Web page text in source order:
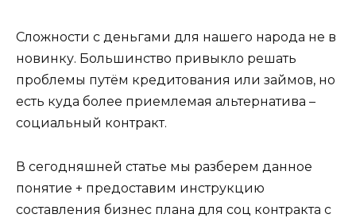
Сложности с деньгами для нашего народа не в
новинку. Большинство привыкло решать
проблемы путём кредитования или займов, но
есть куда более приемлемая альтернатива –
социальный контракт.
В сегодняшней статье мы разберем данное
понятие + предоставим инструкцию
составления бизнес плана для соц контракта с